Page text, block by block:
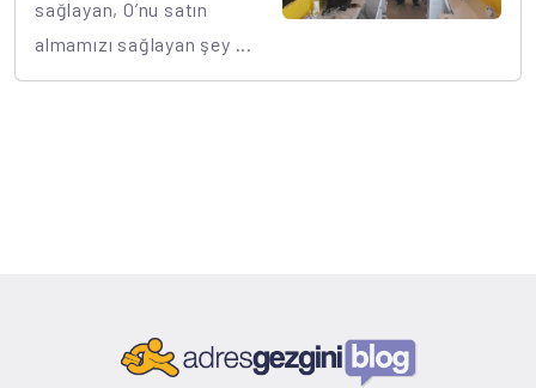
sağlayan, O’nu satın
almamızı sağlayan şey ...